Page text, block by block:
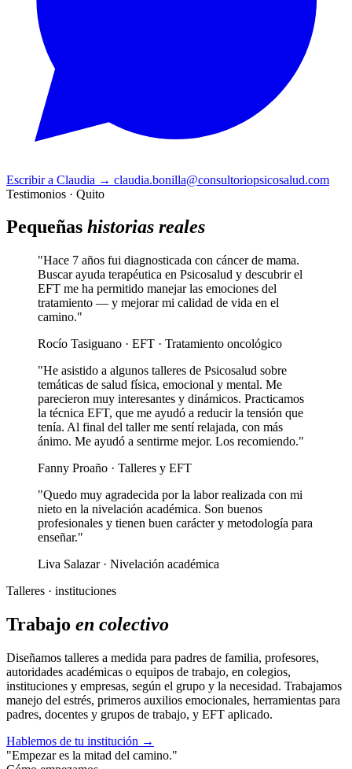
Escribir a Claudia → claudia.bonilla@consultoriopsicosalud.com
Testimonios · Quito
Pequeñas historias reales
"Hace 7 años fui diagnosticada con cáncer de mama.
Buscar ayuda terapéutica en Psicosalud y descubrir el
EFT me ha permitido manejar las emociones del
tratamiento — y mejorar mi calidad de vida en el
camino."
Rocío Tasiguano · EFT · Tratamiento oncológico
"He asistido a algunos talleres de Psicosalud sobre
temáticas de salud física, emocional y mental. Me
parecieron muy interesantes y dinámicos. Practicamos
la técnica EFT, que me ayudó a reducir la tensión que
tenía. Al final del taller me sentí relajada, con más
ánimo. Me ayudó a sentirme mejor. Los recomiendo."
Fanny Proaño · Talleres y EFT
"Quedo muy agradecida por la labor realizada con mi
nieto en la nivelación académica. Son buenos
profesionales y tienen buen carácter y metodología para
enseñar."
Liva Salazar · Nivelación académica
Talleres · instituciones
Trabajo en colectivo
Diseñamos talleres a medida para padres de familia, profesores,
autoridades académicas o equipos de trabajo, en colegios,
instituciones y empresas, según el grupo y la necesidad. Trabajamos
manejo del estrés, primeros auxilios emocionales, herramientas para
padres, docentes y grupos de trabajo, y EFT aplicado.
Hablemos de tu institución →
"Empezar es la mitad del camino."